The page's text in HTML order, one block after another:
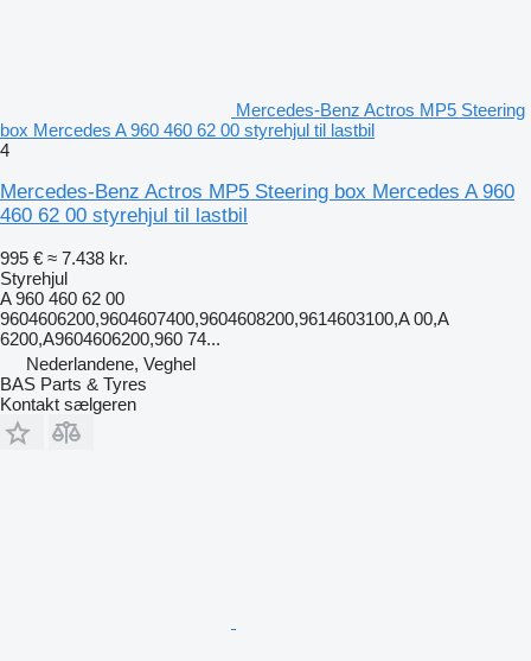
Mercedes-Benz Actros MP5 Steering
box Mercedes A 960 460 62 00 styrehjul til lastbil
4
Mercedes-Benz Actros MP5 Steering box Mercedes A 960
460 62 00 styrehjul til lastbil
995 € ≈ 7.438 kr.
Styrehjul
A 960 460 62 00
9604606200,9604607400,9604608200,9614603100,A 00,A
6200,A9604606200,960 74...
Nederlandene, Veghel
BAS Parts & Tyres
Kontakt sælgeren